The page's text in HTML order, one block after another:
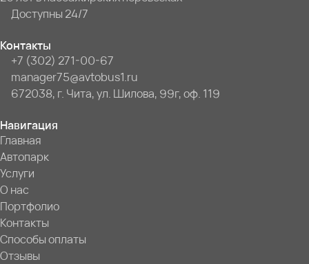
Доступны 24/7
Контакты
+7 (302) 271-00-67
manager75@avtobus1.ru
672038, г. Чита, ул. Шилова, 99г, оф. 119
Навигация
Главная
Автопарк
Услуги
О нас
Портфолио
Контакты
Способы оплаты
Отзывы